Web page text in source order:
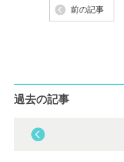
前の記事
過去の記事